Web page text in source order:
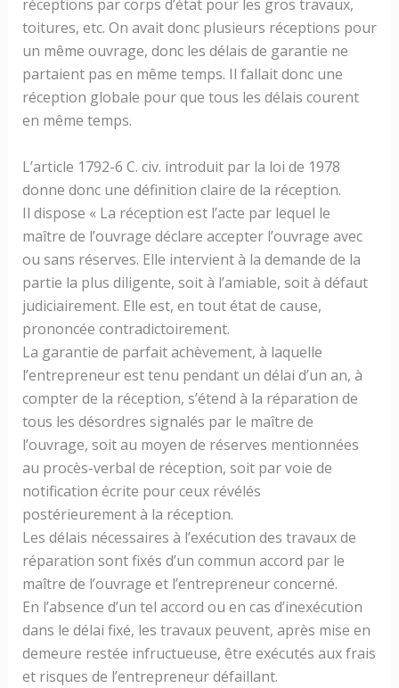
réceptions par corps d’état pour les gros travaux,
toitures, etc. On avait donc plusieurs réceptions pour
un même ouvrage, donc les délais de garantie ne
partaient pas en même temps. Il fallait donc une
réception globale pour que tous les délais courent
en même temps.
L’article 1792-6 C. civ. introduit par la loi de 1978
donne donc une définition claire de la réception.
Il dispose « La réception est l’acte par lequel le
maître de l’ouvrage déclare accepter l’ouvrage avec
ou sans réserves. Elle intervient à la demande de la
partie la plus diligente, soit à l’amiable, soit à défaut
judiciairement. Elle est, en tout état de cause,
prononcée contradictoirement.
La garantie de parfait achèvement, à laquelle
l’entrepreneur est tenu pendant un délai d’un an, à
compter de la réception, s’étend à la réparation de
tous les désordres signalés par le maître de
l’ouvrage, soit au moyen de réserves mentionnées
au procès-verbal de réception, soit par voie de
notification écrite pour ceux révélés
postérieurement à la réception.
Les délais nécessaires à l’exécution des travaux de
réparation sont fixés d’un commun accord par le
maître de l’ouvrage et l’entrepreneur concerné.
En l’absence d’un tel accord ou en cas d’inexécution
dans le délai fixé, les travaux peuvent, après mise en
demeure restée infructueuse, être exécutés aux frais
et risques de l’entrepreneur défaillant.